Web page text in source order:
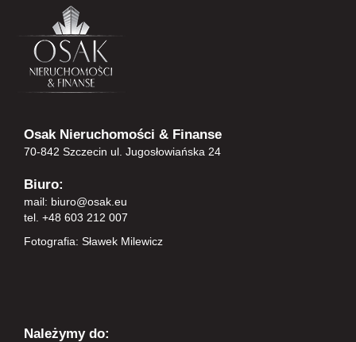
Osak Nieruchomości & Finanse
70-842 Szczecin ul. Jugosłowiańska 24
Biuro:
mail: biuro@osak.eu
tel. +48 603 212 007
Fotografia: Sławek Milewicz
Należymy do: